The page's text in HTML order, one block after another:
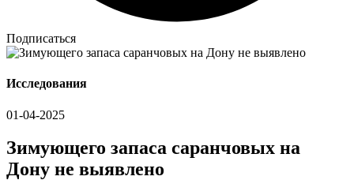
Подписаться
Исследования
01-04-2025
Зимующего запаса саранчовых на
Дону не выявлено